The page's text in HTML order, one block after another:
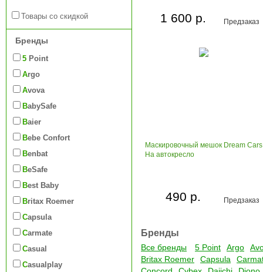
Товары со скидкой
Бренды
5 Point
Argo
Avova
BabySafe
Baier
Bebe Confort
Benbat
BeSafe
Best Baby
Britax Roemer
Capsula
Carmate
Casual
Casualplay
Предзаказ
1 600 р.
Маскировочный мешок Dream Cars
На автокресло
Предзаказ
490 р.
Бренды
Все бренды 5 Point Argo
Britax Roemer
Capsula